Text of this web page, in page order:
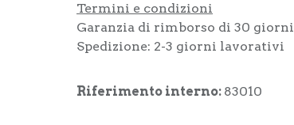
Termini e condizioni
Garanzia di rimborso di 30 giorni
Spedizione: 2-3 giorni lavorativi
Riferimento interno: 83010